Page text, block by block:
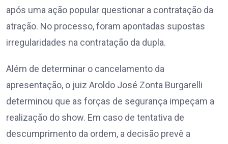
após uma ação popular questionar a contratação da
atração. No processo, foram apontadas supostas
irregularidades na contratação da dupla.
Além de determinar o cancelamento da
apresentação, o juiz Aroldo José Zonta Burgarelli
determinou que as forças de segurança impeçam a
realização do show. Em caso de tentativa de
descumprimento da ordem, a decisão prevê a